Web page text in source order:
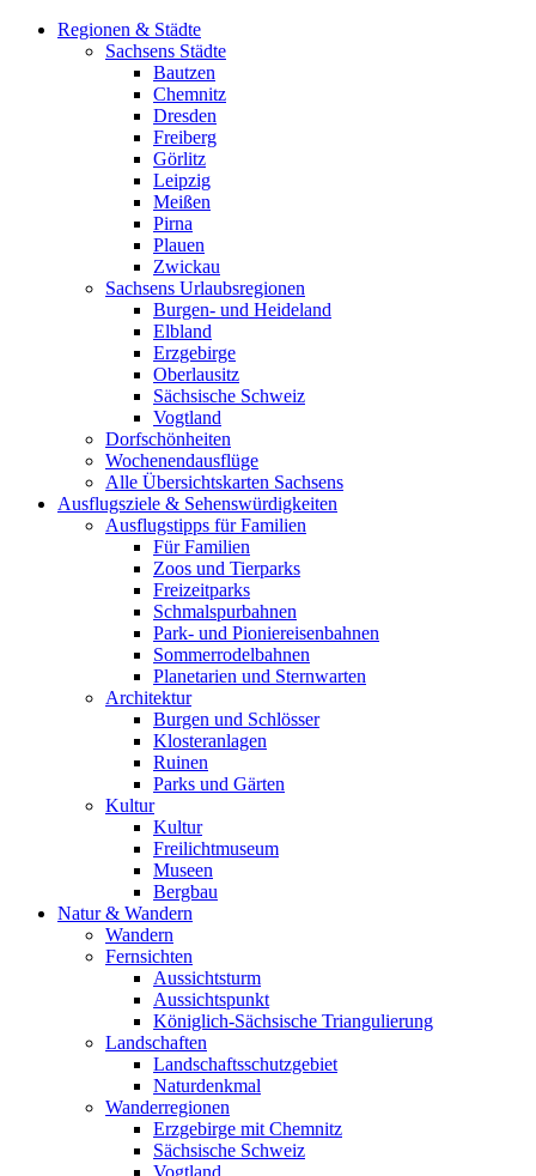
Regionen & Städte
Sachsens Städte
Bautzen
Chemnitz
Dresden
Freiberg
Görlitz
Leipzig
Meißen
Pirna
Plauen
Zwickau
Sachsens Urlaubsregionen
Burgen- und Heideland
Elbland
Erzgebirge
Oberlausitz
Sächsische Schweiz
Vogtland
Dorfschönheiten
Wochenendausflüge
Alle Übersichtskarten Sachsens
Ausflugsziele & Sehenswürdigkeiten
Ausflugstipps für Familien
Für Familien
Zoos und Tierparks
Freizeitparks
Schmalspurbahnen
Park- und Pioniereisenbahnen
Sommerrodelbahnen
Planetarien und Sternwarten
Architektur
Burgen und Schlösser
Klosteranlagen
Ruinen
Parks und Gärten
Kultur
Kultur
Freilichtmuseum
Museen
Bergbau
Natur & Wandern
Wandern
Fernsichten
Aussichtsturm
Aussichtspunkt
Königlich-Sächsische Triangulierung
Landschaften
Landschaftsschutzgebiet
Naturdenkmal
Wanderregionen
Erzgebirge mit Chemnitz
Sächsische Schweiz
Vogtland